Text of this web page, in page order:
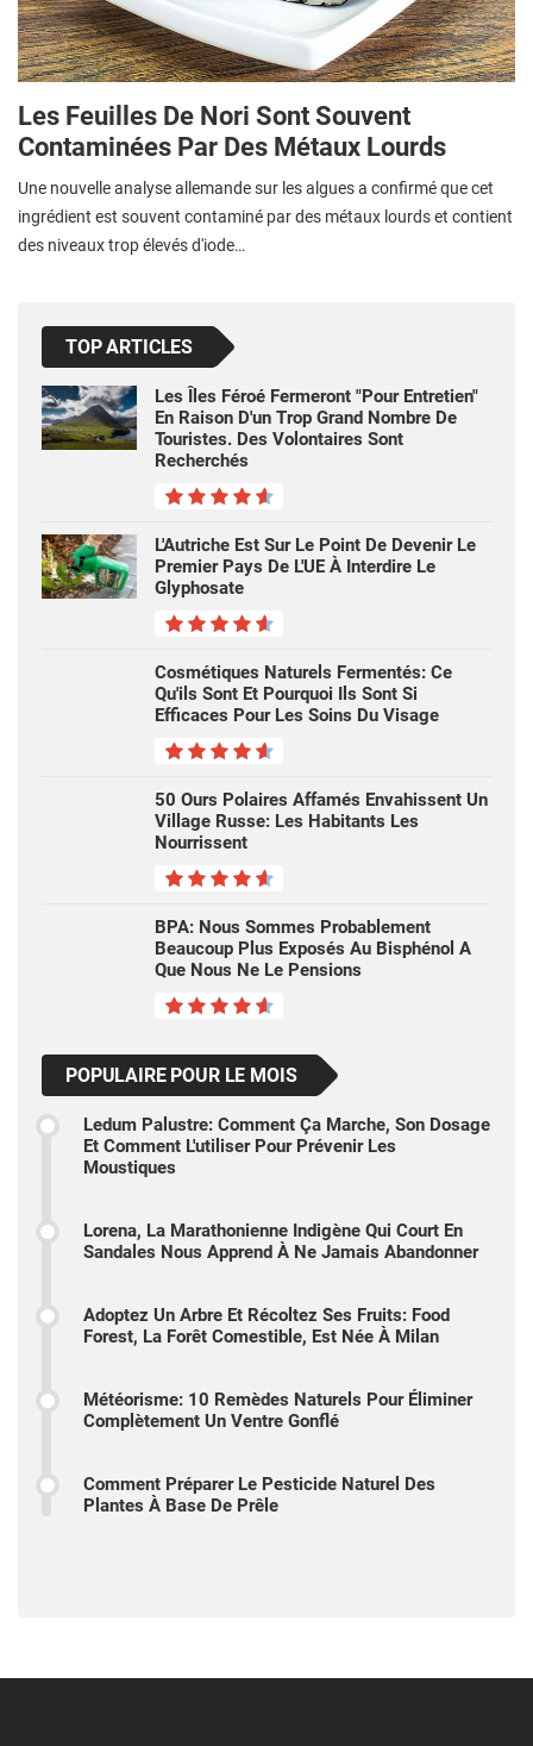
Les Feuilles De Nori Sont Souvent
Contaminées Par Des Métaux Lourds
Une nouvelle analyse allemande sur les algues a confirmé que cet
ingrédient est souvent contaminé par des métaux lourds et contient
des niveaux trop élevés d'iode…
TOP ARTICLES
Les Îles Féroé Fermeront "pour Entretien"
En Raison D'un Trop Grand Nombre De
Touristes. Des Volontaires Sont
Recherchés
L'Autriche Est Sur Le Point De Devenir Le
Premier Pays De L'UE À Interdire Le
Glyphosate
Cosmétiques Naturels Fermentés: Ce
Qu'ils Sont Et Pourquoi Ils Sont Si
Efficaces Pour Les Soins Du Visage
50 Ours Polaires Affamés Envahissent Un
Village Russe: Les Habitants Les
Nourrissent
BPA: Nous Sommes Probablement
Beaucoup Plus Exposés Au Bisphénol A
Que Nous Ne Le Pensions
POPULAIRE POUR LE MOIS
Ledum Palustre: Comment Ça Marche, Son Dosage
Et Comment L'utiliser Pour Prévenir Les
Moustiques
Lorena, La Marathonienne Indigène Qui Court En
Sandales Nous Apprend À Ne Jamais Abandonner
Adoptez Un Arbre Et Récoltez Ses Fruits: Food
Forest, La Forêt Comestible, Est Née À Milan
Météorisme: 10 Remèdes Naturels Pour Éliminer
Complètement Un Ventre Gonflé
Comment Préparer Le Pesticide Naturel Des
Plantes À Base De Prêle